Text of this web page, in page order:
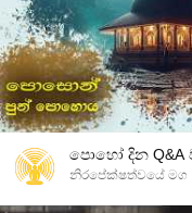
පොහෝ දින Q&A
නිරපේක්ෂත්වයේ මග